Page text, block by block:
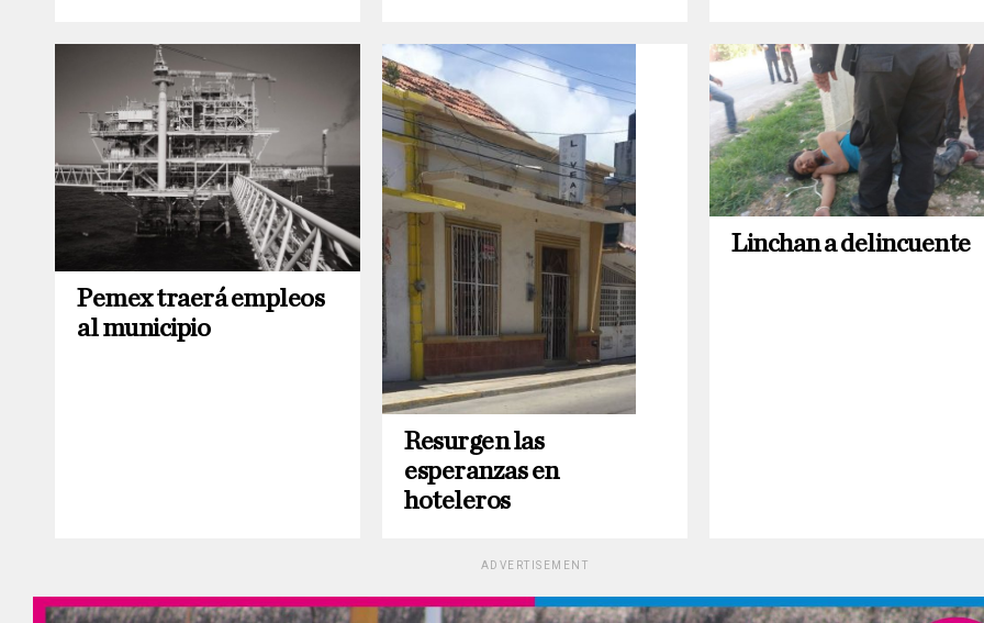
Pemex traerá empleos
al municipio
Resurgen las
esperanzas en
hoteleros
Linchan a delincuente
ADVERTISEMENT